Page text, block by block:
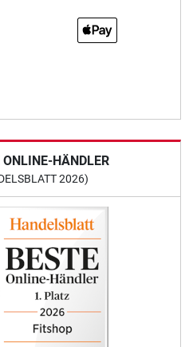
ONLINE-HÄNDLER
2026)